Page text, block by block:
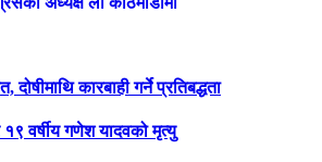
कारबाही गर्ने प्रतिबद्धता
१९ वर्षीय गणेश यादवको मृत्यु